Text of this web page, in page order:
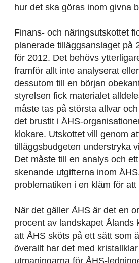
hur det ska göras inom givna
Finans- och näringsutskottet
planerade tilläggsanslaget på
för 2012. Det behövs
framför allt inte analyserat
dessutom till en början
styrelsen fick materialet
måste tas på största allvar
det brustit i ÅHS-
klokare. Utskottet vill genom
tilläggsbudgeten understryka
Det måste till en analys och
skenande utgifterna inom
problematiken i en kläm för
När det gäller ÅHS är det en
procent av landskapet Ålands
att ÅHS sköts på ett sätt som
överallt har det med
utmaningarna för ÅHS-